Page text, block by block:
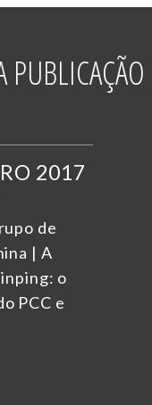
PUBLICAÇÃO
2017
de
| A
o
PCC e